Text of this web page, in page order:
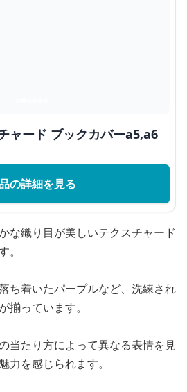
ャード ブックカバーa5,a6
の詳細を見る
な織り目が美しいテクスチャード
。
ち着いたパープルなど、洗練され
揃っています。
当たり方によって異なる表情を見
力を感じられます。